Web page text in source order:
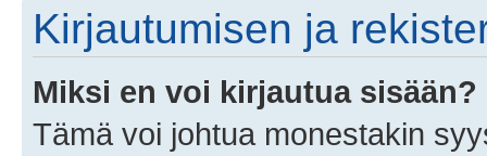
Kirjautumisen ja
Miksi en voi kirjautua sisään?
Tämä voi johtua monestakin